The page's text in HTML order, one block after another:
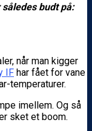
budt på:
når man kigger
IF har fået for vane
temperaturer.
imellem. Og så
sket et boom.